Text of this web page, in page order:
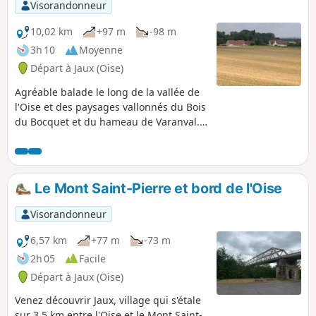
Visorandonneur
10,02 km
+97 m
-98 m
3h 10
Moyenne
Départ à Jaux (Oise)
Agréable balade le long de la vallée de
l'Oise et des paysages vallonnés du Bois
du Bocquet et du hameau de Varanval.
Compiègne et la Croix Saint-Ouen
séparé de Jaux par l'Oise. Vous gravirez
la pente au bord d'Armancourt,
traverserez Varanval en limite de
Jonquières pour redescendre sur Jaux
avec la commune de Venette sur votre
gauche.
Le Mont Saint-Pierre et bord de l'Oise
Visorandonneur
6,57 km
+77 m
-73 m
2h 05
Facile
Départ à Jaux (Oise)
Venez découvrir Jaux, village qui s'étale